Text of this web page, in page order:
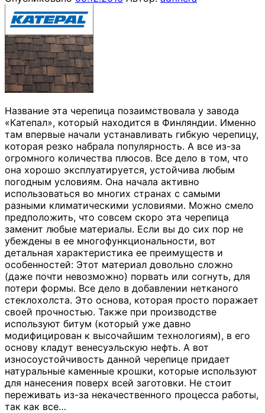
Название эта черепица позаимствовала у завода
«Катепал», который находится в Финляндии. Именно
там впервые начали устанавливать гибкую черепицу,
которая резко набрала популярность. А все из-за
огромного количества плюсов. Все дело в том, что
она хорошо эксплуатируется, устойчива любым
погодным условиям. Она начала активно
использоваться во многих странах с самыми
разными климатическими условиями. Можно смело
предположить, что совсем скоро эта черепица
заменит любые материалы. Если вы до сих пор не
убеждены в ее многофункциональности, вот
детальная характеристика ее преимуществ и
особенностей: Этот материал довольно сложно
(даже почти невозможно) порвать или согнуть, для
потери формы. Все дело в добавлении нетканого
стеклохолста. Это основа, которая просто поражает
своей прочностью. Также при производстве
используют битум (который уже давно
модифицирован к высочайшим технологиям), в его
основу кладут венесуэльскую нефть. А вот
износоустойчивость данной черепице придает
натуральные каменные крошки, которые используют
для нанесения поверх всей заготовки. Не стоит
переживать из-за некачественного процесса работы,
так как все…